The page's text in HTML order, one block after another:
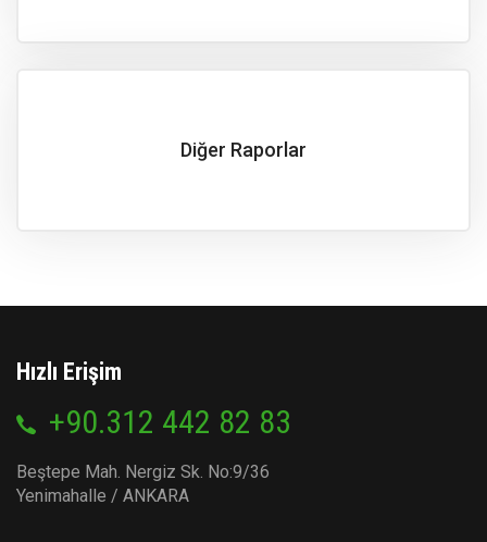
Diğer Raporlar
Hızlı Erişim
+90.312 442 82 83
Beştepe Mah. Nergiz Sk. No:9/36
Yenimahalle / ANKARA